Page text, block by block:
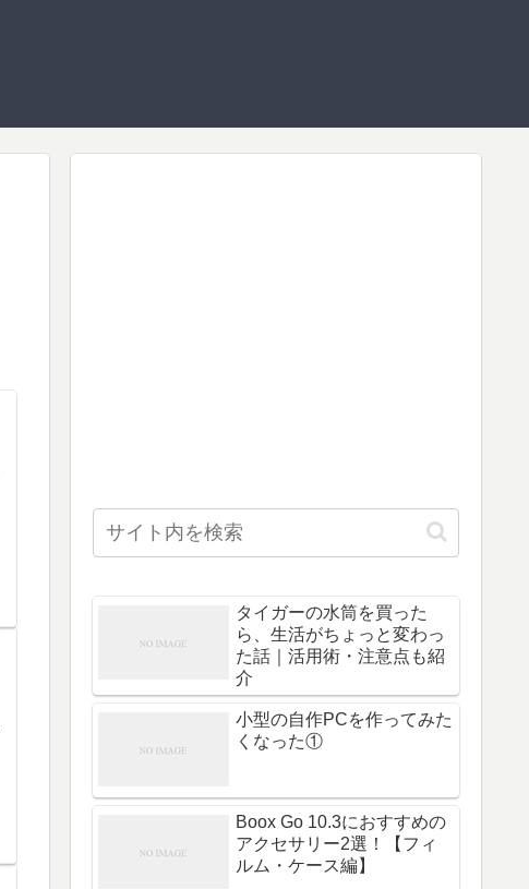
タイガーの水筒を買った
ら、生活がちょっと変わっ
た話｜活用術・注意点も紹
介
小型の自作PCを作ってみた
くなった①
Boox Go 10.3におすすめの
アクセサリー2選！【フィ
ルム・ケース編】